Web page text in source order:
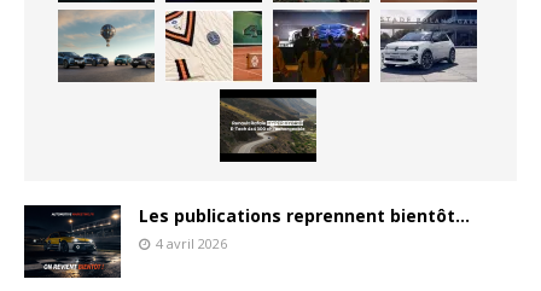
Les publications reprennent bientôt…
4 avril 2026